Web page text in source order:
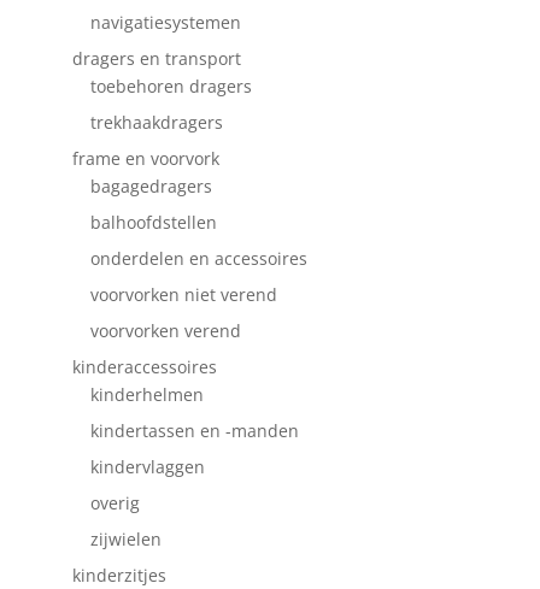
navigatiesystemen
dragers en transport
toebehoren dragers
trekhaakdragers
frame en voorvork
bagagedragers
balhoofdstellen
onderdelen en accessoires
voorvorken niet verend
voorvorken verend
kinderaccessoires
kinderhelmen
kindertassen en -manden
kindervlaggen
overig
zijwielen
kinderzitjes